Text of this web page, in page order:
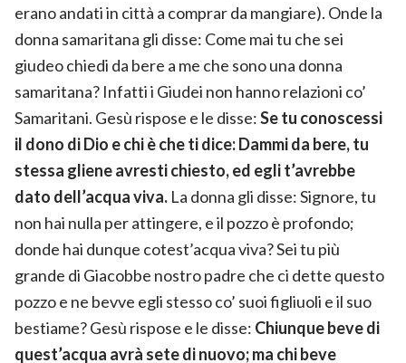
erano andati in città a comprar da mangiare). Onde la
donna samaritana gli disse: Come mai tu che sei
giudeo chiedi da bere a me che sono una donna
samaritana? Infatti i Giudei non hanno relazioni co’
Samaritani. Gesù rispose e le disse:Se tu conoscessi
il dono di Dio e chi è che ti dice: Dammi da bere, tu
stessa gliene avresti chiesto, ed egli t’avrebbe
dato dell’acqua viva. La donna gli disse: Signore, tu
non hai nulla per attingere, e il pozzo è profondo;
donde hai dunque cotest’acqua viva? Sei tu più
grande di Giacobbe nostro padre che ci dette questo
pozzo e ne bevve egli stesso co’ suoi figliuoli e il suo
bestiame? Gesù rispose e le disse: Chiunque beve di
quest’acqua avrà sete di nuovo; ma chi beve